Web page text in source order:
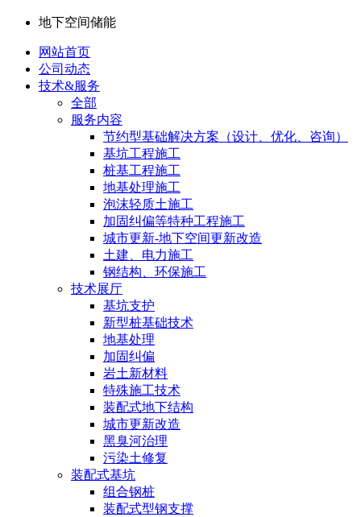
地下空间储能
网站首页
公司动态
技术&服务
全部
服务内容
节约型基础解决方案（设计、优化、咨询）
基坑工程施工
桩基工程施工
地基处理施工
泡沫轻质土施工
加固纠偏等特种工程施工
城市更新-地下空间更新改造
土建、电力施工
钢结构、环保施工
技术展厅
基坑支护
新型桩基础技术
地基处理
加固纠偏
岩土新材料
特殊施工技术
装配式地下结构
城市更新改造
黑臭河治理
污染土修复
装配式基坑
组合钢桩
装配式型钢支撑